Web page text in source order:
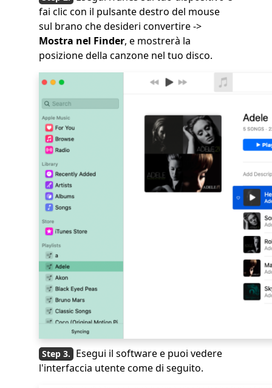
fai clic con il pulsante destro del mouse
sul brano che desideri convertire ->
Mostra nel Finder, e mostrerà la
posizione della canzone nel tuo disco.
Esegui il software e puoi vedere
l'interfaccia utente come di seguito.